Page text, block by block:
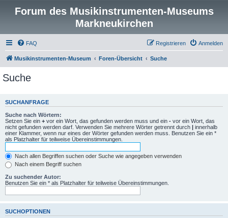
Forum des Musikinstrumenten-Museums
Markneukirchen
FAQ Anmelden
Registrieren
Musikinstrumenten-Museum Foren-Übersicht Suche
Suche
SUCHANFRAGE
Suche nach Wörtern:
Setzen Sie ein + vor ein Wort, das gefunden werden muss und ein - vor ein Wort, das
nicht gefunden werden darf. Verwenden Sie mehrere Wörter getrennt durch | innerhalb
einer Klammer, wenn nur eines der Wörter gefunden werden muss. Benutzen Sie ein *
als Platzhalter für teilweise Übereinstimmungen.
Nach allen Begriffen suchen oder Suche wie angegeben verwenden
Nach einem Begriff suchen
Zu suchender Autor:
Benutzen Sie ein * als Platzhalter für teilweise Übereinstimmungen.
SUCHOPTIONEN